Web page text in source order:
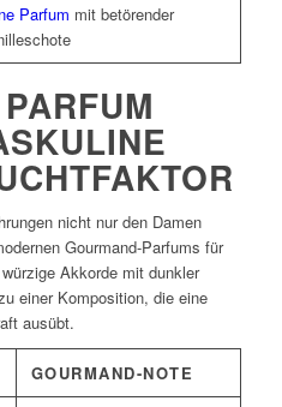
Parfum mit betörender
nicht nur den Damen
Gourmand-Parfums für
Akkorde mit dunkler
einer Komposition, die eine
ausübt.
GOURMAND-NOTE